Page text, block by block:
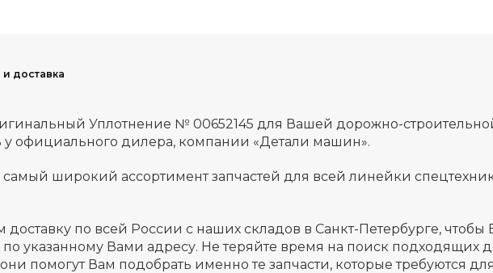
и доставка
Уплотнение № 00652145 для Вашей дорожно-
у официального дилера, компании «Детали машин».
самый широкий ассортимент запчастей для всей линейки
по всей России с наших складов в Санкт-Петербурге, чтобы
указанному Вами адресу. Не теряйте время на поиск подходящих
помогут Вам подобрать именно те запчасти, которые требуются